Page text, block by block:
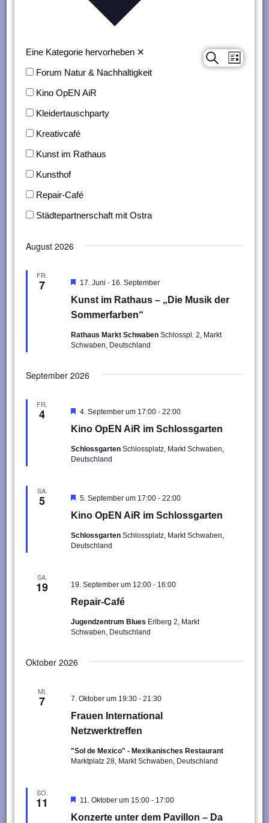
Veranstaltungen
Suche
Liste
Eine Kategorie hervorheben ✕
Forum Natur & Nachhaltigkeit
Kino OpEN AiR
Kleidertauschparty
Kreativcafé
Kunst im Rathaus
Kunsthof
Repair-Café
Städtepartnerschaft mit Ostra
August 2026
FR.
7
Kunst im Rathaus – „Die Musik der
Sommerfarben“
Hervorgehoben
17. Juni - 16. September
Rathaus Markt SchwabenSchlosspl. 2, Markt
Schwaben, Deutschland
September 2026
FR.
4
Kino OpEN AiR im Schlossgarten
Hervorgehoben
4. September um 17:00 -22:00
SchlossgartenSchlossplatz, Markt Schwaben,
Deutschland
SA.
5
Kino OpEN AiR im Schlossgarten
Hervorgehoben
5. September um 17:00 -22:00
SchlossgartenSchlossplatz, Markt Schwaben,
Deutschland
SA.
19
Repair-Café
19. September um 12:00 - 16:00
Jugendzentrum Blues Erlberg 2, Markt
Schwaben, Deutschland
Oktober 2026
MI.
7
Frauen International
Netzwerktreffen
7. Oktober um 19:30 -21:30
"Sol de Mexico" - Mexikanisches Restaurant
Marktplatz 28, Markt Schwaben, Deutschland
SO.
11
Konzerte unter dem Pavillon – Da
Hervorgehoben
11. Oktober um 15:00 - 17:00